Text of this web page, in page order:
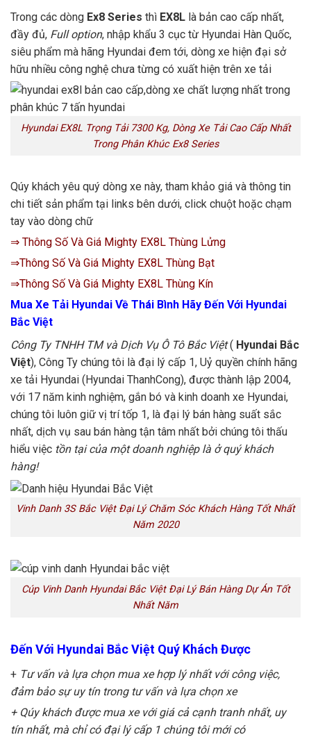
Trong các dòng Ex8 Series thì EX8L là bản cao cấp nhất,
đầy đủ, Full option, nhập khẩu 3 cục từ Hyundai Hàn Quốc,
siêu phẩm mà hãng Hyundai đem tới, dòng xe hiện đại sở
hữu nhiều công nghệ chưa từng có xuất hiện trên xe tải
Hyundai EX8L Trọng Tải 7300 Kg, Dòng Xe Tải Cao Cấp Nhất
Trong Phân Khúc Ex8 Series
Qúy khách yêu quý dòng xe này, tham khảo giá và thông tin
chi tiết sản phẩm tại links bên dưới, click chuột hoặc chạm
tay vào dòng chữ
⇒ Thông Số Và Giá Mighty EX8L Thùng Lửng
⇒Thông Số Và Giá Mighty EX8L Thùng Bạt
⇒Thông Số Và Giá Mighty EX8L Thùng Kín
Mua Xe Tải Hyundai Về Thái Bình Hãy Đến Với Hyundai
Bắc Việt
Công Ty TNHH TM và Dịch Vụ Ô Tô Bắc Việt( Hyundai Bắc
Việt), Công Ty chúng tôi là đại lý cấp 1, Uỷ quyền chính hãng
xe tải Hyundai (Hyundai ThanhCong), được thành lập 2004,
với 17 năm kinh nghiệm, gắn bó và kinh doanh xe Hyundai,
chúng tôi luôn giữ vị trí tốp 1, là đại lý bán hàng suất sắc
nhất, dịch vụ sau bán hàng tận tâm nhất bởi chúng tôi thấu
hiểu việc tồn tại của một doanh nghiệp là ở quý khách
hàng!
Vinh Danh 3S Bắc Việt Đại Lý Chăm Sóc Khách Hàng Tốt Nhất
Năm 2020
Cúp Vinh Danh Hyundai Bắc Việt Đại Lý Bán Hàng Dự Án Tốt
Nhất Năm
Đến Với Hyundai Bắc Việt Quý Khách Được
+ Tư vấn và lựa chọn mua xe hợp lý nhất với công việc,
đảm bảo sự uy tín trong tư vấn và lựa chọn xe
+ Qúy khách được mua xe với giá cả cạnh tranh nhất, uy
tín nhất, mà chỉ có đại lý cấp 1 chúng tôi mới có